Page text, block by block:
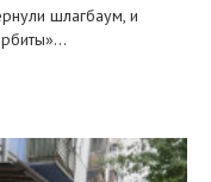
шлагбаум, и